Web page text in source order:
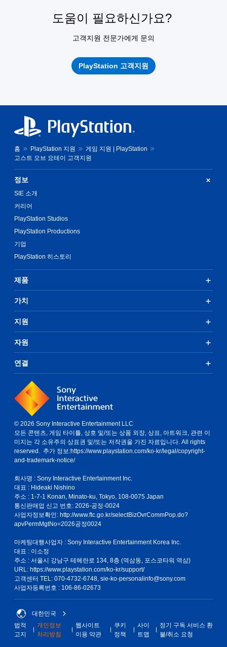
도움이 필요하신가요?
고객지원 전문가에게 문의
PlayStation 고객지원
홈 PlayStation 지원
게임 지원 | PlayStation
고스트 오브 요테이 고객지원
정보
SIE 소개
커리어
PlayStation Studios
PlayStation Productions
기업
PlayStation 히스토리
제품
가치
지원
자원
연결
© 2026 Sony Interactive Entertainment LLC
모든 콘텐츠, 게임 타이틀, 상호 및/또는 상품 외장, 상표, 아트워크, 관련 이
미지는 각 소유주의 상표권 및/또는 저작권을 가진 자료입니다. All rights
reserved. 추가 정보:https://www.playstation.com/ko-kr/legal/copyright-
and-trademark-notice/
회사명 : Sony Interactive Entertainment Inc.
대표 : Hideaki Nishino
주소 : 1-7-1 Konan, Minato-ku, Tokyo, 108-0075 Japan
통신판매업 신고 번호: 2026-공정-0024
사업자정보확인: http://www.ftc.go.kr/selectBizOvrCommPop.do?
apvPermMgtNo=2026공정0024
마케팅대행사업자 : Sony Interactive Entertainment Korea Inc.
대표 : 이소정
주소 : 서울시 강남구 테헤란로 134, 8층 (역삼동, 포스코타워 역삼)
URL: https://www.playstation.com/ko-kr/support/
고객센터 TEL: 070-4732-6748, sie-ko-personalinfo@sony.com
사업자등록번호 : 106-86-02673
대한민국
법적
고지
개인정보
처리방침
웹사이트
이용 약관
쿠키
정책
사이
트맵
정기 구독 서비스 환
불/취소 요청